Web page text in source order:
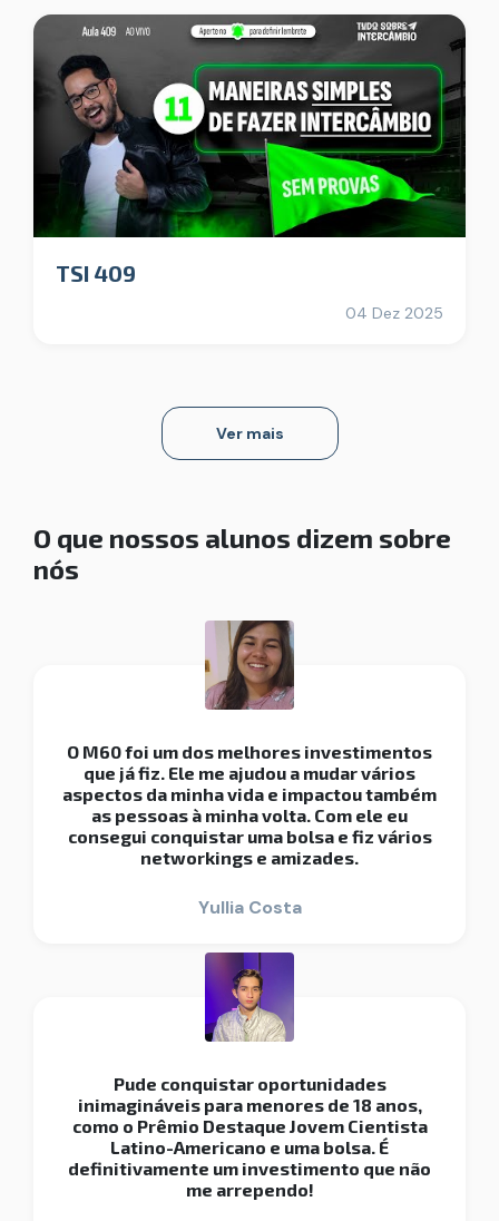
TSI 409
04 Dez 2025
Ver mais
O que nossos alunos dizem sobre
nós
O M60 foi um dos melhores investimentos
que já fiz. Ele me ajudou a mudar vários
aspectos da minha vida e impactou também
as pessoas à minha volta. Com ele eu
consegui conquistar uma bolsa e fiz vários
networkings e amizades.
Yullia Costa
Pude conquistar oportunidades
inimagináveis para menores de 18 anos,
como o Prêmio Destaque Jovem Cientista
Latino-Americano e uma bolsa. É
definitivamente um investimento que não
me arrependo!